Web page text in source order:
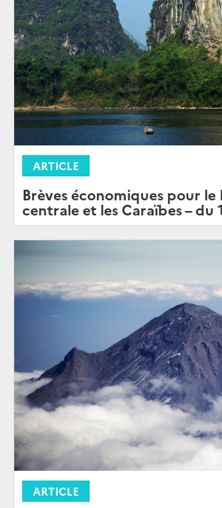
ARTICLE
Brèves économiques pour le
centrale et les Caraïbes – du
ARTICLE